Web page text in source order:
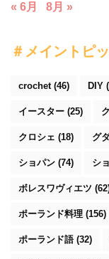
« 6月 8月 »
＃メイントピ
crochet(46) DIY
イースター (25)
クロシェ (18) グ
ショパン (74) シ
ボレスワヴィエツ
ポーランド料理 (156)
ポーランド語(32)